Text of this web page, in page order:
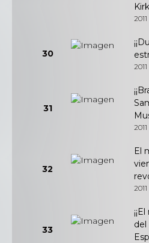
2011
30
2011
31
2011
32
El
2011
33